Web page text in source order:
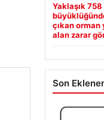
Yaklaşık
çıkan orman
alan zarar
Son